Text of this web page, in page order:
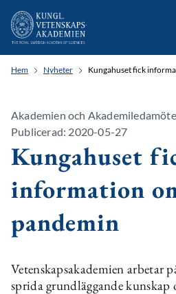
Hem Nyheter Kungahuset fick
Akademien och
Publicerad: 2020-05-27
Kungahuset
information
pandemin
Vetenskapsakademien arbetar
sprida grundläggande